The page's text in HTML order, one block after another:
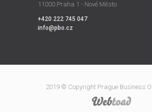
11000 Praha 1 - Nové Město
+420 222 745 047
info@pbo.cz
2019 © Copyright Prague Business